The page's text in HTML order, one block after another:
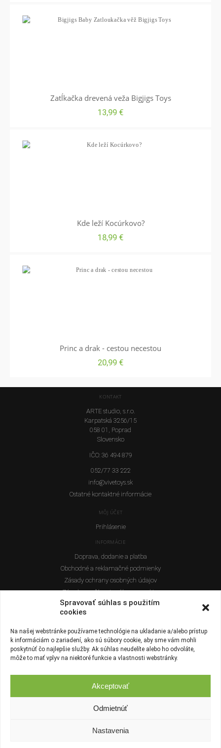
Spravovať súhlas s použitím
cookies
Na našej webstránke používame technológie na ukladanie a/alebo prístup
k informáciám o zariadení, ako sú súbory cookie, aby sme vám mohli
poskytnúť čo najlepšie služby. Ak súhlas neudelíte alebo ho odvoláte,
môže to mať vplyv na niektoré funkcie a vlastnosti webstránky.
Akceptovať
Odmietnúť
Nastavenia
Zatĺkačka drevená veža Bigjigs Toys
13,99 €
Kde leží Kocúrkovo?
18,99 €
Princ a drak - cestou necestou
20,99 €
© 2019 - 2026 ViveTOYS.sk. Všetky práva vyhradené.
INFORMÁCIE
Doprava, dodanie a platba
Obchodné a reklamačné podmienky
Zásady ochrany osobných údajov
Zásady používania súborov cookies
Odstúpenie od zmluvy
Kontakt
Blog
MÔJ ÚČET
Prihlásenie
KONTAKT
ARTE studio, s.r.o.
Karpatská 3256/15
058 01, Poprad
Slovensko
IČO: 36 494 879
052/77 33 222
info@vivetoys.sk
Ostatné kontaktné informácie